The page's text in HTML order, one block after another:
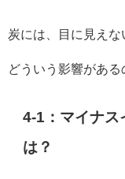
炭には、目に見えな
どういう影響がある
4-1：マイナス
は？